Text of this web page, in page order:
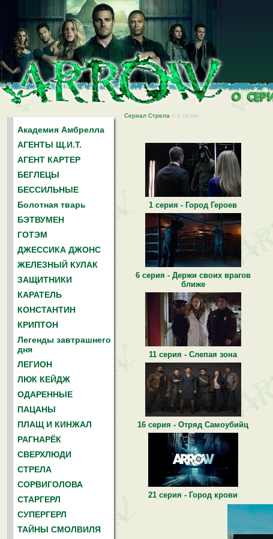
Академия Амбрелла
АГЕНТЫ Щ.И.Т.
АГЕНТ КАРТЕР
БЕГЛЕЦЫ
БЕССИЛЬНЫЕ
Болотная тварь
БЭТВУМЕН
ГОТЭМ
ДЖЕССИКА ДЖОНС
ЖЕЛЕЗНЫЙ КУЛАК
ЗАЩИТНИКИ
КАРАТЕЛЬ
КОНСТАНТИН
КРИПТОН
Легенды завтрашнего
дня
ЛЕГИОН
ЛЮК КЕЙДЖ
ОДАРЕННЫЕ
ПАЦАНЫ
ПЛАЩ И КИНЖАЛ
РАГНАРЁК
СВЕРХЛЮДИ
СТРЕЛА
СОРВИГОЛОВА
СТАРГЕРЛ
СУПЕРГЕРЛ
ТАЙНЫ СМОЛВИЛЯ
Сериал Стрела » 2 сезон
1 серия - Город Героев
6 серия - Держи своих врагов
ближе
11 серия - Слепая зона
16 серия - Отряд Самоубийц
21 серия - Город крови